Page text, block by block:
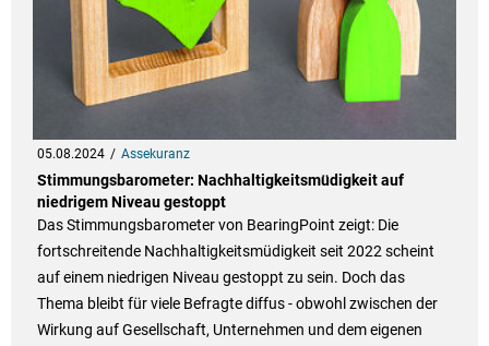
05.08.2024 Assekuranz
Stimmungsbarometer: Nachhaltigkeitsmüdigkeit auf
niedrigem Niveau gestoppt
Das Stimmungsbarometer von BearingPoint zeigt: Die
fortschreitende Nachhaltigkeitsmüdigkeit seit 2022 scheint
auf einem niedrigen Niveau gestoppt zu sein. Doch das
Thema bleibt für viele Befragte diffus - obwohl zwischen der
Wirkung auf Gesellschaft, Unternehmen und dem eigenen